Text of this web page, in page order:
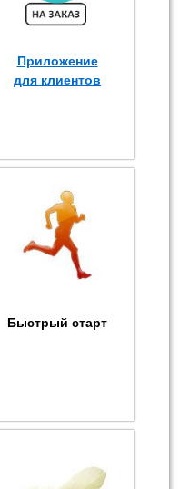
Приложение
для клиентов
Быстрый старт